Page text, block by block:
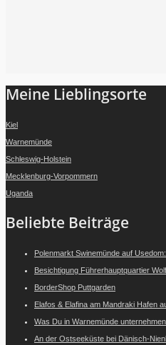
Meine Lieblingsorte
Kiel
Warnemünde
Schleswig-Holstein
Mecklenburg-Vorpommern
Uganda
Beliebte Beiträge
Polenmarkt Swinemünde auf
Besichtigung Führerhauptquartier
BorderShop Puttgarden
Elafos & Elafina am Mandraki Hafen
Was Du in Warnemünde
An der Ostseeküste bei Dänisch-